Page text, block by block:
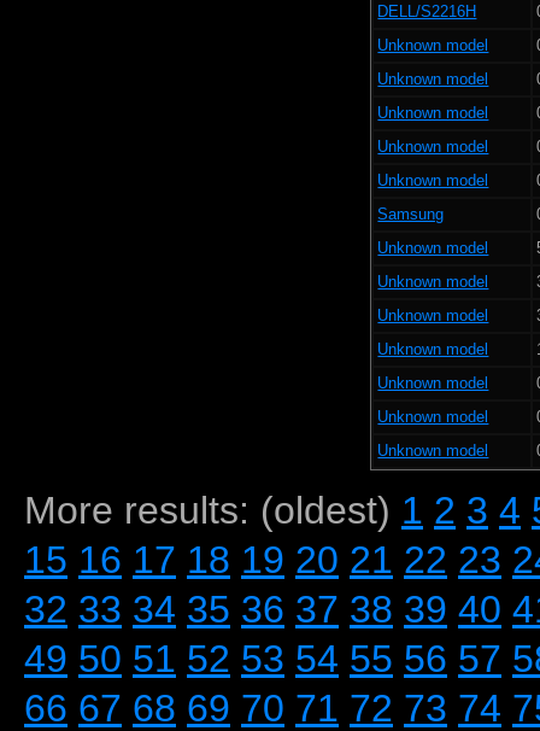
DELL/S2216H
Unknown model
Unknown model
Unknown model
Unknown model
Unknown model
Samsung
Unknown model
Unknown model
Unknown model
Unknown model
Unknown model
Unknown model
Unknown model
More results: (oldest) 1 2 3 4
15 16 17 18 19 20 21 22 23
32 33 34 35 36 37 38 39 40
49 50 51 52 53 54 55 56 57
66 67 68 69 70 71 72 73 74